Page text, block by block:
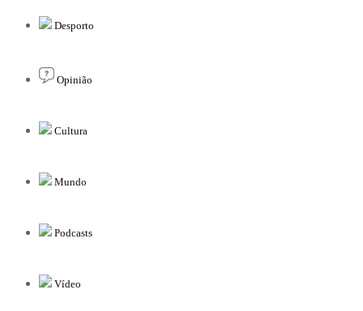
Desporto
Opinião
Cultura
Mundo
Podcasts
Vídeo